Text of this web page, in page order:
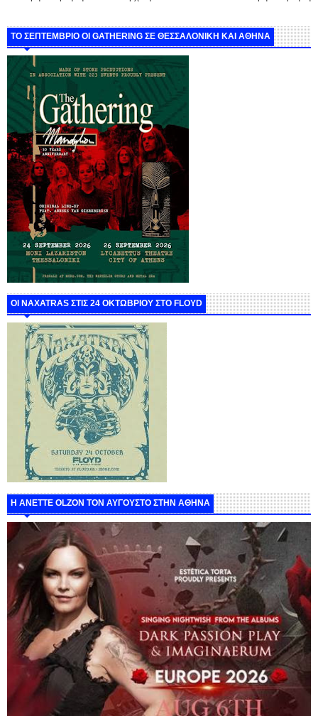
ΤΟ ΣΕΠΤΕΜΒΡΙΟ ΟΙ GATHERING ΣΕ ΘΕΣΣΑΛΟΝΙΚΗ ΚΑΙ ΑΘΗΝΑ
ΟΙ NAXATRAS ΣΤΙΣ 24 ΟΚΤΩΒΡΙΟΥ ΣΤΟ FLOYD
Η ANETTE OLZON ΤΟΝ ΑΥΓΟΥΣΤΟ ΣΤΗΝ ΑΘΗΝΑ